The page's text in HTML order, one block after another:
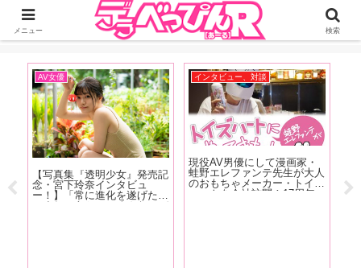
ジーオーティーが運営するちょっとHなニュースサイ。サイト内のリンクには
DMMアフィリエイトが含まれているものがあります
テ先生が大人
カー・トイズ
問！17周年
品『セブンテ
AV女優
【写真集『セヴン』発売記
念！桃乃木かな特集】名作と
される伝説のデビュー作から
陥没乳首開発作品まで！ 桃
乃木かなの6年半の歴史をAV
おすすめ記事
【大人のデパート・エ
人広報 真中つぐのオ
のど真ん中！第23回】
同時昇天も可能なカッ
メニュー 検索